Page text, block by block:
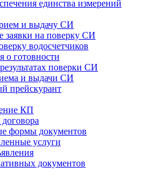
единства измерений
и выдачу СИ
заявки на поверку СИ
водосчетчиков
о готовности
поверки СИ
и выдачи СИ
прейскурант
КП
формы документов
услуги
документов